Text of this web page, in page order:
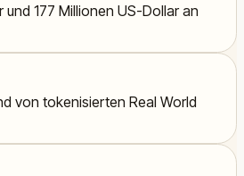
177 Millionen US-Dollar an
von tokenisierten Real World